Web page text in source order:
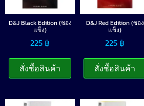
D&J Black Edition (ซอง
แข็ง)
225 ฿
สั่งซื้อสินค้า
D&J Red Edition (ซอง
แข็ง)
225 ฿
สั่งซื้อสินค้า